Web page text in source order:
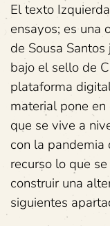
El texto
ensayos; es una
de Sousa
bajo el sello de
plataforma
material pone
que se vive a
con la
recurso lo que
construir una
siguientes